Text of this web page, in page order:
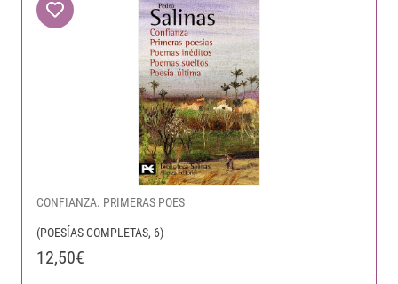
CONFIANZA. PRIMERAS POES
(POESÍAS COMPLETAS, 6)
12,50€